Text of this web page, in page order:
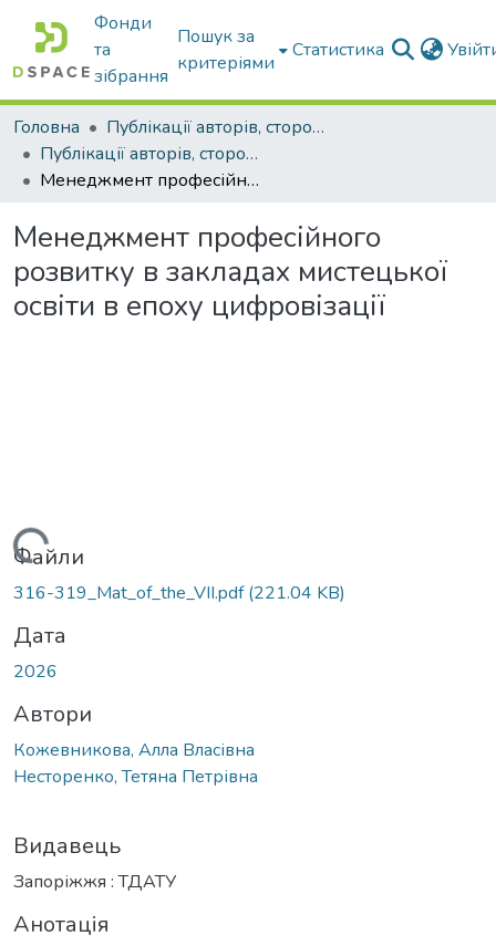
Фонди
та
зібрання
Пошук за
критеріями
Статистика
Головна
Публікації авторів, сторонніх університету
Публікації авторів, сторонніх університету
Менеджмент професійного розвитку в закладах мистецької освіти в епоху цифровізації
Менеджмент професійного
розвитку в закладах мистецької
освіти в епоху цифровізації
Файли
316-319_Mat_of_the_VІІ.pdf(221.04 KB)
Дата
2026
Автори
Кожевникова, Алла Власівна
Несторенко, Тетяна Петрівна
Видавець
Запоріжжя : ТДАТУ
Анотація